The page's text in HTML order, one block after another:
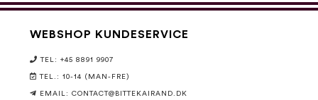
WEBSHOP KUNDESERVICE
TEL: +45 8891 9907
TEL.: 10-14 (MAN-FRE)
EMAIL: CONTACT@BITTEKAIRAND.DK